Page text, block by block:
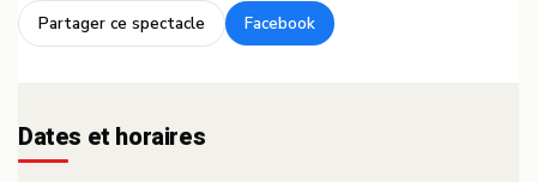
Partager ce spectacle
·
Facebook
Dates et horaires